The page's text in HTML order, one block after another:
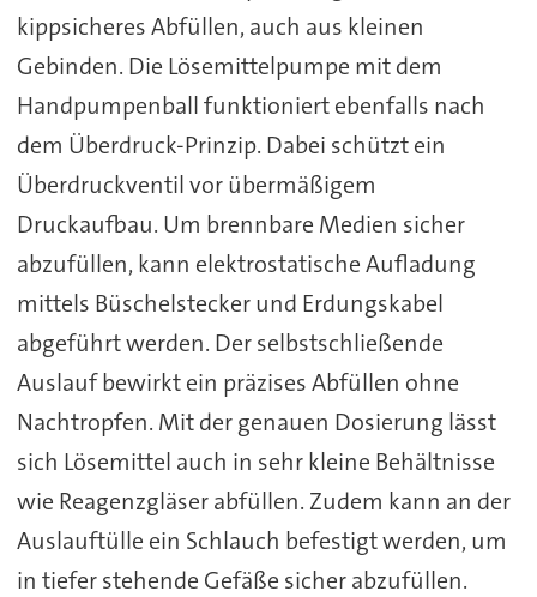
kippsicheres Abfüllen, auch aus kleinen
Gebinden. Die Lösemittelpumpe mit dem
Handpumpenball funktioniert ebenfalls nach
dem Überdruck-Prinzip. Dabei schützt ein
Überdruckventil vor übermäßigem
Druckaufbau. Um brennbare Medien sicher
abzufüllen, kann elektrostatische Aufladung
mittels Büschelstecker und Erdungskabel
abgeführt werden. Der selbstschließende
Auslauf bewirkt ein präzises Abfüllen ohne
Nachtropfen. Mit der genauen Dosierung lässt
sich Lösemittel auch in sehr kleine Behältnisse
wie Reagenzgläser abfüllen. Zudem kann an der
Auslauftülle ein Schlauch befestigt werden, um
in tiefer stehende Gefäße sicher abzufüllen.